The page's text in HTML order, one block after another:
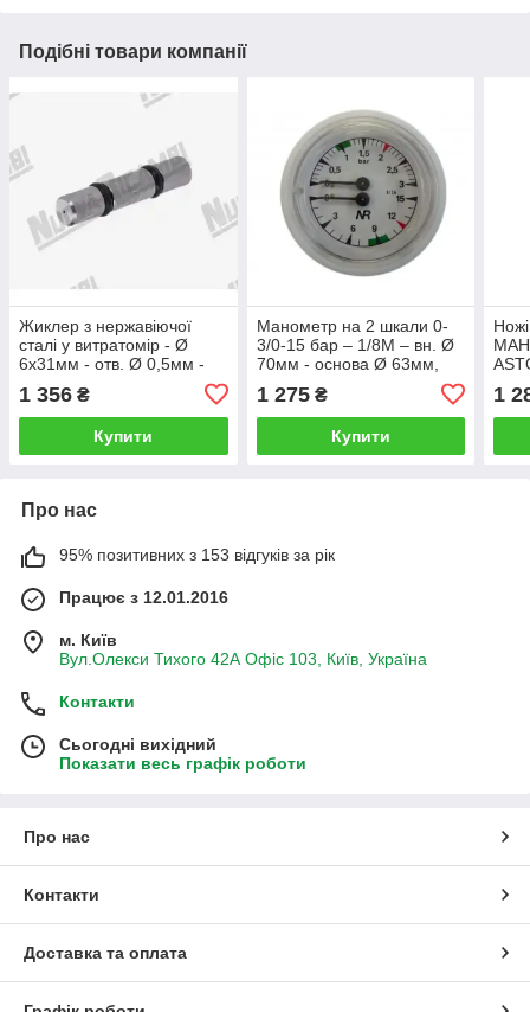
Подібні товари компанії
Жиклер з нержавіючої
сталі у витратомір - Ø
6x31мм - отв. Ø 0,5мм -
для кавомашини ASTORIA
CMA / WEGA
1 356 ₴
Купити
Манометр на 2 шкали 0-
3/0-15 бар – 1/8M – вн. Ø
70мм - основа Ø 63мм,
ASTORIA Wega
1 275₴
Купити
1
Про нас
95% позитивних з 153 відгуків за рік
Працює з 12.01.2016
м. Київ
Вул.Олекси Тихого 42А Офіс 103, Київ, Україна
Контакти
Сьогодні вихідний
Показати весь графік роботи
Про нас
Контакти
Доставка та оплата